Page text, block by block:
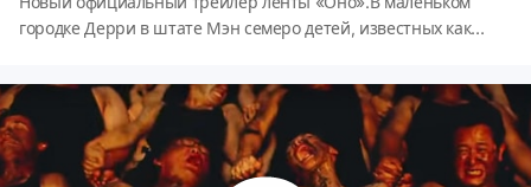
городке Дерри в штате Мэн семеро детей, известных как
принимать форму клоуна по имени Пеннивайз…